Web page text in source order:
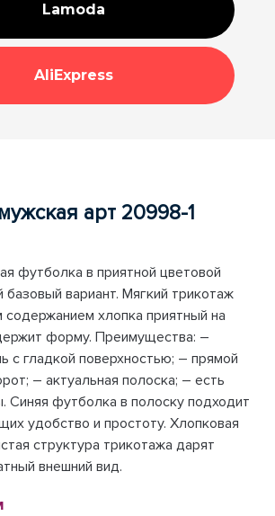
Lamoda
AliExpress
арт 20998-1
футболка в приятной цветовой
вариант. Мягкий трикотаж
хлопка приятный на
форму. Преимущества: –
с гладкой поверхностью; – прямой
– актуальная полоска; – есть
Синяя футболка в полоску подходит
удобство и простоту. Хлопковая
структура трикотажа дарят
внешний вид.